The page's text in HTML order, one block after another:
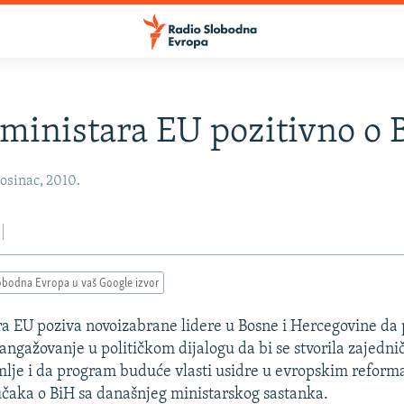
EU pozitivno o
2010.
Evropa u vaš Google izvor
EU poziva novoizabrane lidere u Bosne i Hercegovine da
u političkom dijalogu da bi se stvorila
i da program buduće vlasti usidre u evropskim
o BiH sa današnjeg ministarskog sastanka.